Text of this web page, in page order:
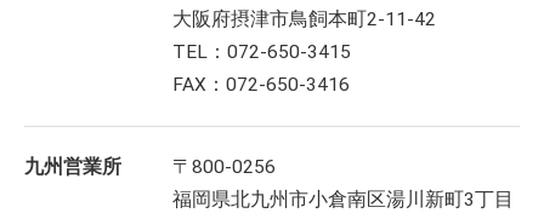
大阪府摂津市鳥飼本町2-11-42
TEL：072-650-3415
FAX：072-650-3416
九州営業所
〒800-0256
福岡県北九州市小倉南区湯川新町3丁目